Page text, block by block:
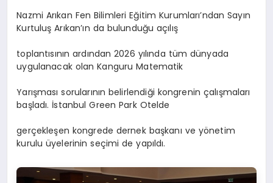
Nazmi Arıkan Fen Bilimleri Eğitim Kurumları’ndan Sayın
Kurtuluş Arıkan’ın da bulunduğu açılış
toplantısının ardından 2026 yılında tüm dünyada
uygulanacak olan Kanguru Matematik
Yarışması sorularının belirlendiği kongrenin çalışmaları
başladı. İstanbul Green Park Otelde
gerçekleşen kongrede dernek başkanı ve yönetim
kurulu üyelerinin seçimi de yapıldı.